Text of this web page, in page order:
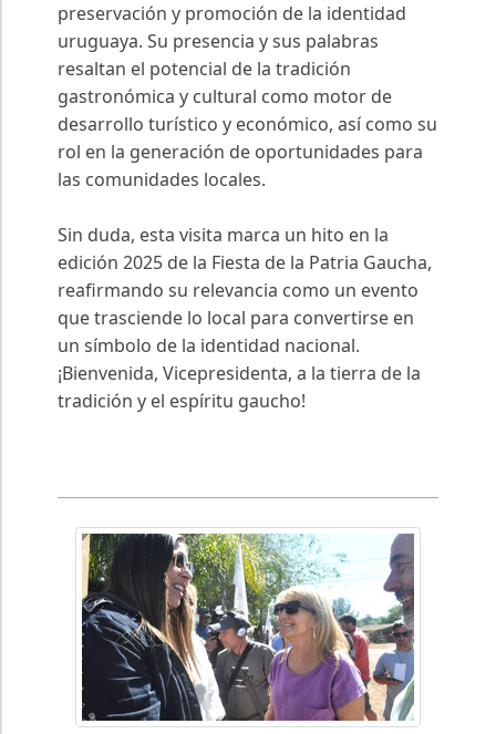
preservación y promoción de la identidad
uruguaya. Su presencia y sus palabras
resaltan el potencial de la tradición
gastronómica y cultural como motor de
desarrollo turístico y económico, así como su
rol en la generación de oportunidades para
las comunidades locales.
Sin duda, esta visita marca un hito en la
edición 2025 de la Fiesta de la Patria Gaucha,
reafirmando su relevancia como un evento
que trasciende lo local para convertirse en
un símbolo de la identidad nacional.
¡Bienvenida, Vicepresidenta, a la tierra de la
tradición y el espíritu gaucho!